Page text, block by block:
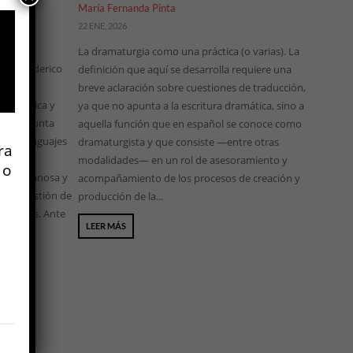
y Federico
y
pregunta
Los lenguajes
la
y
la gestión de
Ante
María Fernanda Pinta
22 ENE, 2026
La dramaturgia como una práctica (o varias). La
definición que aquí se desarrolla requiere una
breve aclaración sobre cuestiones de traducción,
ya que no apunta a la escritura dramática, sino a
aquella función que en español se conoce como
dramaturgista y que consiste —entre otras
modalidades— en un rol de asesoramiento y
acompañamiento de los procesos de creación y
producción de la...
LEER MÁS